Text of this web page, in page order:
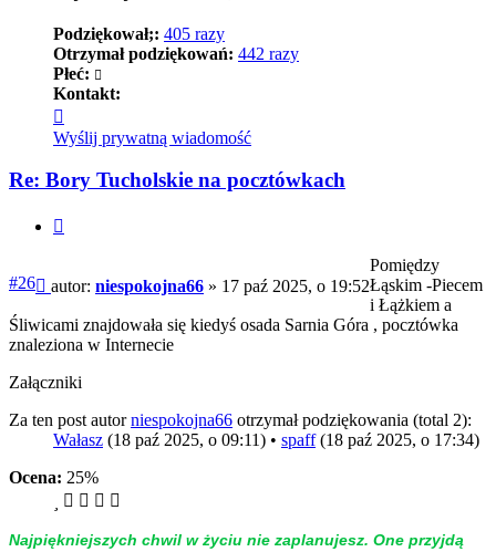
Podziękował;: 405 razy
Otrzymał podziękowań: 442 razy
Płeć:
Kontakt:
się
z
niespokojna66
Wyślij prywatną wiadomość
Re: Bory Tucholskie na pocztówkach
#26 Post
autor: niespokojna66 » 17 paź 2025, o 19:52
Pomiędzy
Łąskim -Piecem
i Łążkiem a
Śliwicami znajdowała się kiedyś osada Sarnia Góra , pocztówka
znaleziona w Internecie
Załączniki
Za ten post autorniespokojna66 otrzymał podziękowania (total 2):
Wałasz (18 paź 2025, o 09:11) • spaff(18 paź 2025, o 17:34)
Ocena: 25%
Naj­piękniej­szych chwil w życiu nie zap­la­nujesz. One przyjdą